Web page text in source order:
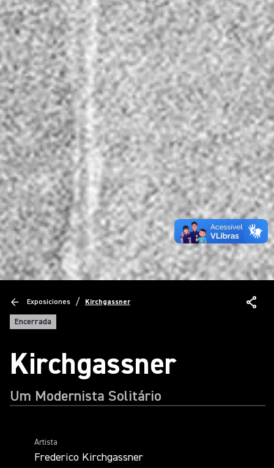
Exposiciones / Kirchgassner
Encerrada
Kirchgassner
Um Modernista Solitário
Artista
Frederico Kirchgassner